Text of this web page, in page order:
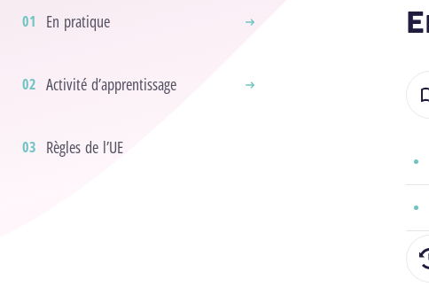
En pratique
Activité d’apprentissage
Règles de l’UE